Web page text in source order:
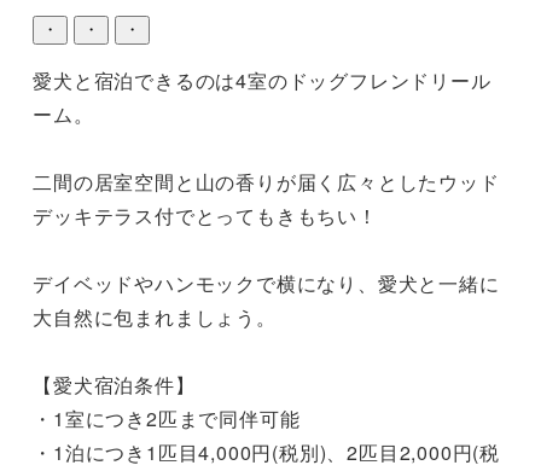
・ ・ ・
愛犬と宿泊できるのは4室のドッグフレンドリール
ーム。
二間の居室空間と山の香りが届く広々としたウッド
デッキテラス付でとってもきもちい！
デイベッドやハンモックで横になり、愛犬と一緒に
大自然に包まれましょう。
【愛犬宿泊条件】
・1室につき2匹まで同伴可能
・1泊につき1匹目4,000円(税別)、2匹目2,000円(税